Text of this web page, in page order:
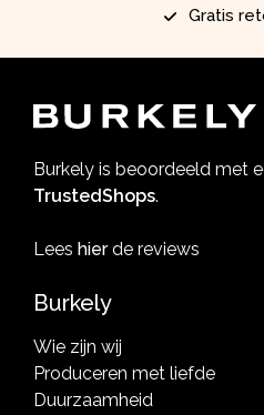
Gratis
Burkely is beoordeeld met
TrustedShops.
Lees hierde reviews
Burkely
Wie zijn wij
Produceren met liefde
Duurzaamheid